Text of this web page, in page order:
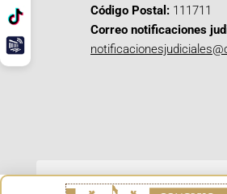
Código Postal: 111711
Correo notificaciones